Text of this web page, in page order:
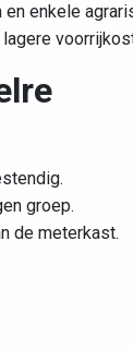
enkele
groep.
de meterkast.